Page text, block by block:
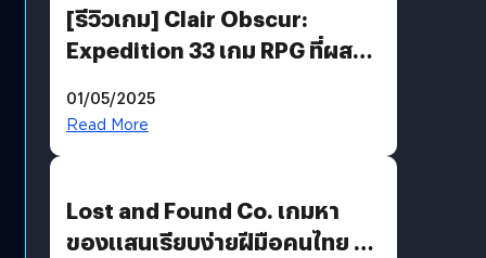
[รีวิวเกม] Clair Obscur:
Expedition 33 เกม RPG ที่ผสาน
ได้ลงตัว
01/05/2025
Read More
Lost and Found Co. เกมหา
ของแสนเรียบง่ายฝีมือคนไทย ที่